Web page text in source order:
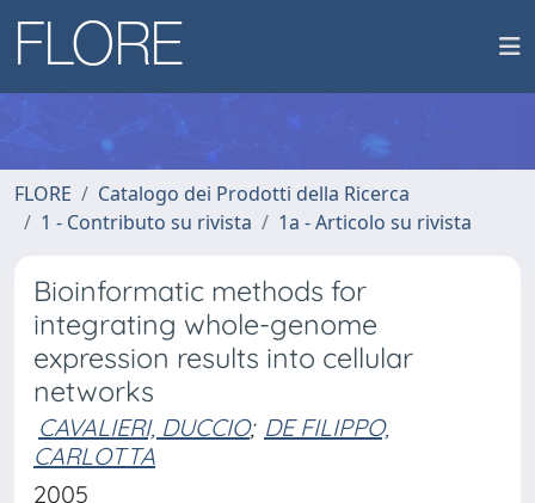
FLORE
Catalogo dei Prodotti della Ricerca
1 - Contributo su rivista
1a - Articolo su rivista
Bioinformatic methods for
integrating whole-genome
expression results into cellular
networks
CAVALIERI, DUCCIO; DE FILIPPO,
CARLOTTA
2005